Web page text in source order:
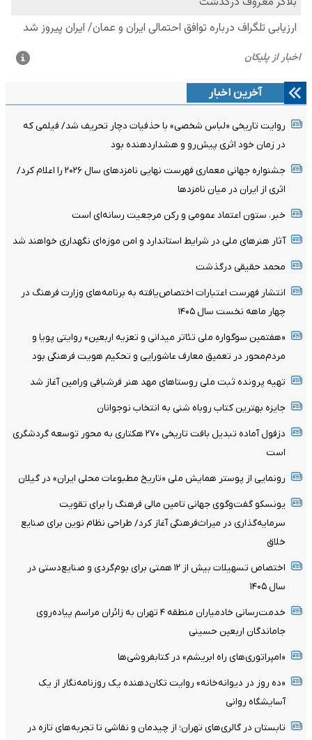
آخرین اخبار
روایت تاریخی «لباس شخصی» با حذفیات دچار تحریف شد/ فیلمی که
در زمان خود اثری پیش‌رو و هشداردهنده بود
جشنواره جهانی معماری فهرست نهایی نامزدهای سال ۲۰۲۶ را اعلام کرد/
اثری از ایران در میان نامزدها
خبر، ستون اعتماد عمومی و رکن مرجعیت رسانه‌ای است
آثار هنرهای ملی در شرایط استاندارد و امن موزه‌ای نگهداری خواهند شد
محمد حقیقی درگذشت
انتشار فهرست اعتبارات اختصاص‌یافته به برنامه‌های وزارت فرهنگ در
چهار ماهه نخست سال ۱۴۰۵
«هفتمین سوگواره ملی تئاتر میدانی و تعزیه اربعین» روایتی پویا و
مردم‌محور در تعمیق معارف عاشورایی و تحکیم هویت فرهنگی بود
تهیه پرونده ثبت ملی روستاهای مهد هنر فرشبافی ورامین آغاز شد
جایزه بهترین کتاب روباه شنی به انتخاب نوجوانان
دزفول آماده تبدیل بافت تاریخی ۲۷۰ هکتاری به محور توسعه گردشگری
است
رونمایی از پوستر همایش ملی «تاریخ مطبوعات محلی ایران» در گیلان
یونسکو گفت‌وگوی جهانی تامین مالی فرهنگ را برای تقویت
سرمایه‌گذاری در میراث‌فرهنگی آغاز کرد/ طراحی نظام نوین برای صنایع
خلاق
اختصاص تسهیلات بیش از ۱۲ همتی برای بوم‌گردی و صنایع‌دستی در
سال ۱۴۰۵
خدمت‌رسانی خادمیاران منطقه ۴ تهران به زائران مراسم پیاده‌روی
جاماندگان اربعین حسینی
«امپراتوری‌های راه ابریشم» در کتابفروشی‌ها
«ده روز در دیوانه‌خانه» روایت تکان‌دهنده یک روزنامه‌نگار از یک
آسایشگاه روانی
تابستان در گالری‌های تهران؛ از چیدمان و نقاشی تا تجربه‌های تازه در